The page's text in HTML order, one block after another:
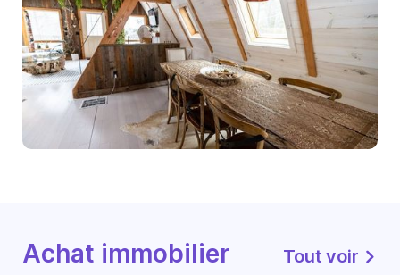
Achat immobilier Tout voir